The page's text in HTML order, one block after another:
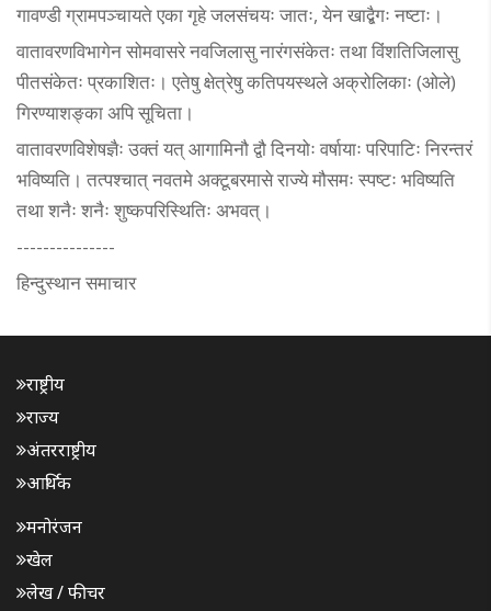
गावण्डी ग्रामपञ्चायते एका गृहे जलसंचयः जातः, येन खाद्बैगः नष्टाः।
वातावरणविभागेन सोमवासरे नवजिलासु नारंगसंकेतः तथा विंशतिजिलासु
पीतसंकेतः प्रकाशितः। एतेषु क्षेत्रेषु कतिपयस्थले अक्रोलिकाः (ओले)
गिरण्याशङ्का अपि सूचिता।
वातावरणविशेषज्ञैः उक्तं यत् आगामिनौ द्वौ दिनयोः वर्षायाः परिपाटिः निरन्तरं
भविष्यति। तत्पश्चात् नवतमे अक्टूबरमासे राज्ये मौसमः स्पष्टः भविष्यति
तथा शनैः शनैः शुष्कपरिस्थितिः अभवत्।
---------------
हिन्दुस्थान समाचार
राष्ट्रीय
राज्य
अंतरराष्ट्रीय
आर्थिक
मनोरंजन
खेल
लेख / फीचर